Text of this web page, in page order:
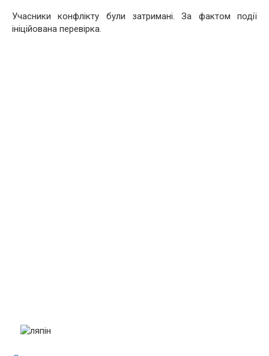
Учасники конфлікту були затримані. За фактом події
ініційована перевірка.